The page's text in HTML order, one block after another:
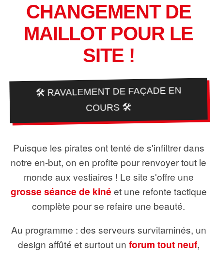
CHANGEMENT DE
MAILLOT POUR LE
SITE !
🛠️ RAVALEMENT DE FAÇADE EN
COURS 🛠️
Puisque les pirates ont tenté de s'infiltrer dans
notre en-but, on en profite pour renvoyer tout le
monde aux vestiaires ! Le site s'offre une
grosse séance de kiné et une refonte tactique
complète pour se refaire une beauté.
Au programme : des serveurs survitaminés, un
design affûté et surtout un forum tout neuf,